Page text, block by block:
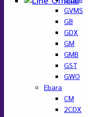
GVMS
GB
GDX
GM
GMB
GST
GWO
Ebara
CM
2CDX